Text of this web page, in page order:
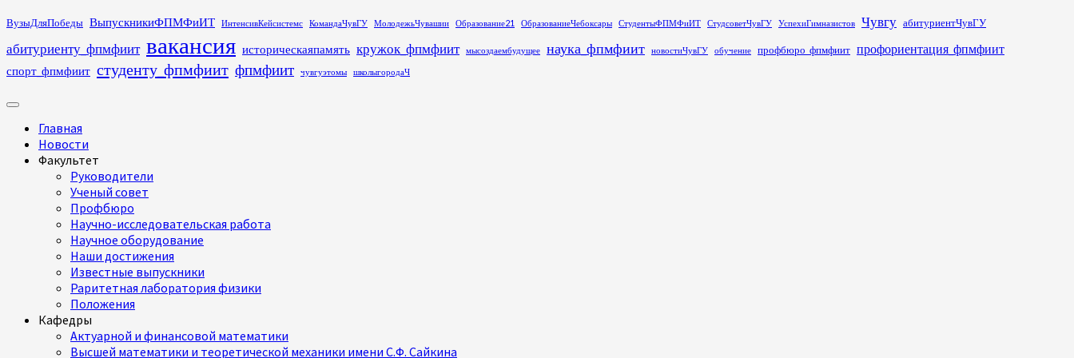
Перейти
содержимому
ВузыДляПобеды ВыпускникиФПМФиИТ ИнтенсивКейсистемс КомандаЧувГУ МолодежьЧувашии Образование21 ОбразованиеЧебоксары СтудентыФПМФиИТ СтудсоветЧувГУ УспехиГимназистов Чувгу абитуриентЧувГУ
абитуриенту_фпмфиит вакансия историческаяпамять кружок_фпмфиит мысоздаембудущее наука_фпмфиит новостиЧувГУ обучение профбюро_фпмфиит профориентация_фпмфиит
спорт_фпмфиит студенту_фпмфиит фпмфиит чувгуэтомы школыгородаЧ
Основное
Главная
Новости
Факультет
Руководители
Ученый совет
Профбюро
Научно-исследовательская работа
Научное оборудование
Наши достижения
Известные выпускники
Раритетная лаборатория физики
Положения
Кафедры
Актуарной и финансовой математики
Высшей математики и теоретической механики имени С.Ф. Сайкина